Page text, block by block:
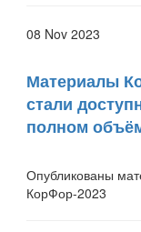
08 Nov 2023
Материалы
стали
полном
Опубликованы
КорФор-2023